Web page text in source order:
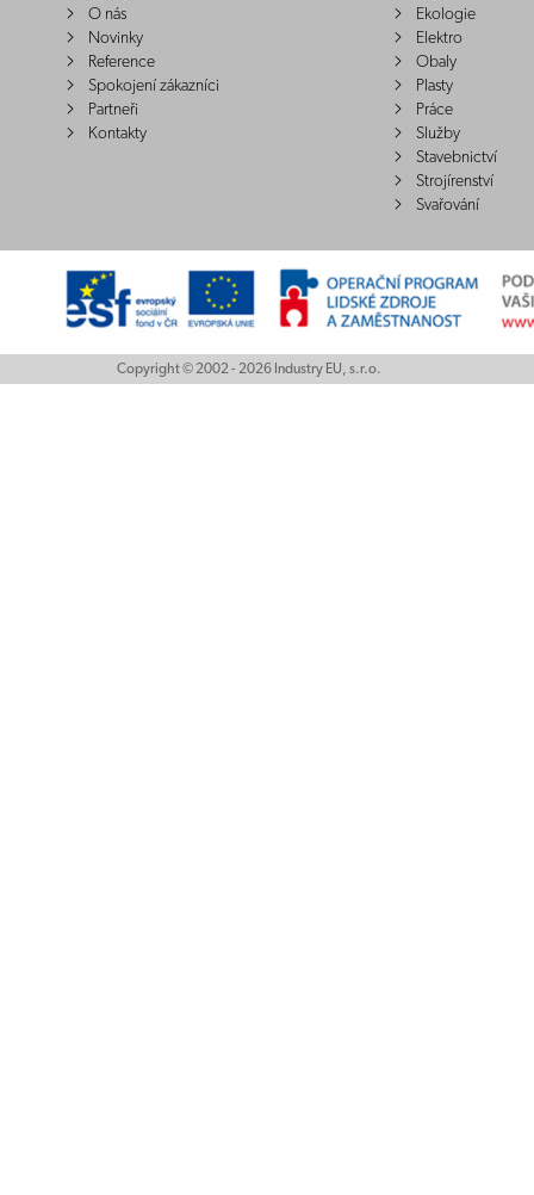
O nás
Novinky
Reference
Spokojení zákazníci
Partneři
Kontakty
Ekologie
Elektro
Obaly
Plasty
Práce
Služby
Stavebnictví
Strojírenství
Svařování
Copyright © 2002 - 2026 Industry EU, s.r.o.